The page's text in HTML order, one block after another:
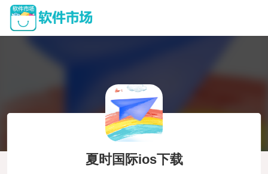
夏时国际ios下载